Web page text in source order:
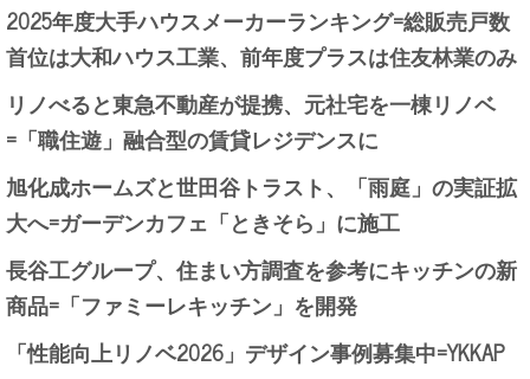
2025年度大手ハウスメーカーランキング=総販売戸数
首位は大和ハウス工業、前年度プラスは住友林業のみ
リノべると東急不動産が提携、元社宅を一棟リノベ
=「職住遊」融合型の賃貸レジデンスに
旭化成ホームズと世田谷トラスト、「雨庭」の実証拡
大へ=ガーデンカフェ「ときそら」に施工
長谷工グループ、住まい方調査を参考にキッチンの新
商品=「ファミーレキッチン」を開発
「性能向上リノベ2026」デザイン事例募集中=YKKAP